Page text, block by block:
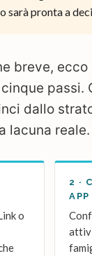
sarà pronta a
breve,
passi.
dallo
lacuna reale.
o
2 ·
APP